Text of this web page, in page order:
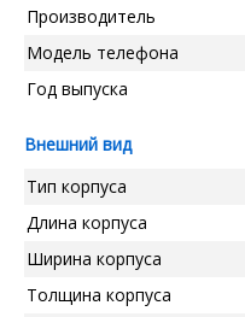
Производитель
Модель телефона
Год выпуска
Внешний вид
Тип корпуса
Длина корпуса
Ширина корпуса
Толщина корпуса